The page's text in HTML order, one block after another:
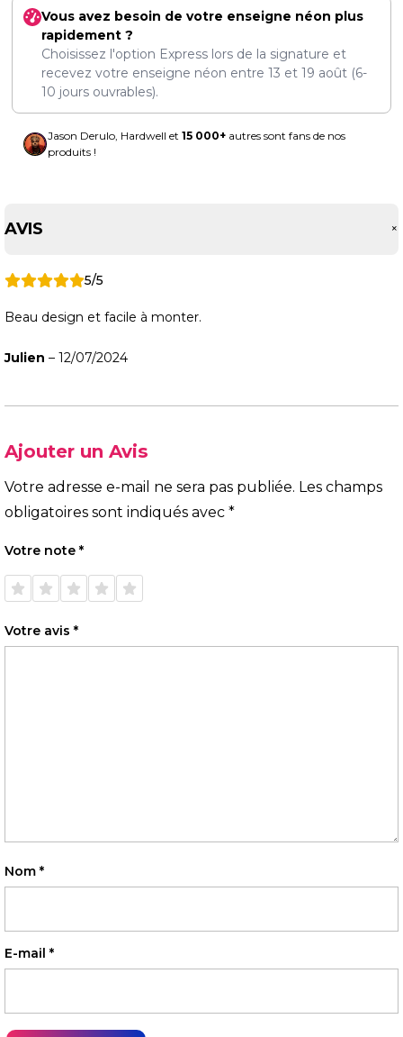
Vous avez besoin de votre enseigne néon plus
rapidement ?
Choisissez l'option Express lors de la signature et
recevez votre enseigne néon entre 13 et 19 août (6-
10 jours ouvrables).
Jason Derulo, Hardwell et 15 000+ autres sont fans de nos
produits !
AVIS +
5/5
Beau design et facile à monter.
Julien – 12/07/2024
Ajouter un Avis
Votre adresse e-mail ne sera pas publiée. Les champs
obligatoires sont indiqués avec *
Votre note *
1 étoile
sur 5
2 étoiles
sur 5
3 étoiles
sur 5
4 étoiles
sur 5
5 étoiles
sur 5
Votre avis *
Nom *
E-mail *